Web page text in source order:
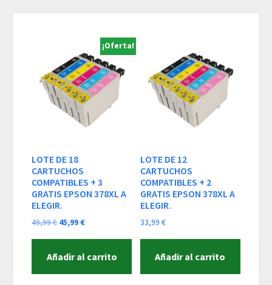
¡Oferta!
LOTE DE 18
CARTUCHOS
COMPATIBLES + 3
GRATIS EPSON 378XL A
ELEGIR.
49,99€ El
era:
49,99 €.
45,99€El
es:
45,99 €.
Añadir al carrito
LOTE DE 12
CARTUCHOS
COMPATIBLES + 2
GRATIS EPSON 378XL A
ELEGIR.
33,99 €
Añadir al carrito